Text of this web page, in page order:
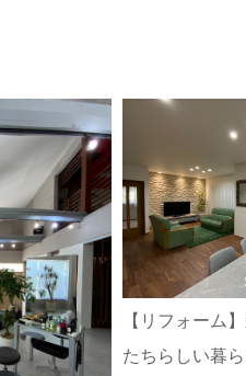
【リフォーム
たちらしい暮